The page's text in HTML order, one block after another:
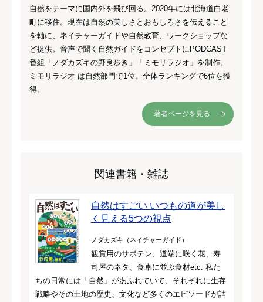
自然をテーマに国内外を飛び回る。2020年には北海道白老
町に移住。現在は自然の美しさとおもしろさを伝えること
を軸に、ネイチャーガイドや自然教育、ワークショップな
ど提供。音声で聞く自然ガイドをコンセプトにPODCAST
番組「ノダカズキの野良歩き」「ミモリラジオ」を制作。
ミモリラジオ は自然部門で1位。全体ランキングで6位を獲
得。
著者ページを見る
関連書籍・雑誌
自然はすごい いつもの道が美し
く見える5つの視点
ノダカズキ（ネイチャーガイド）
観賞用のサボテン、道端に咲く花、寿
司屋のネタ、食卓に並ぶ食材etc. 私た
ちの日常には「自然」があふれていて、それぞれに生存
戦略やその土地の歴史、文化など多くのエピソードが詰